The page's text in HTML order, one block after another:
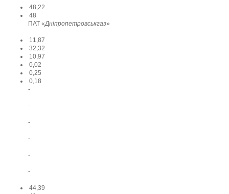
48,22
48
ПАТ «Дніпропетровськгаз»
11,87
32,32
10,97
0,02
0,25
0,18
-
-
-
-
-
-
44,39